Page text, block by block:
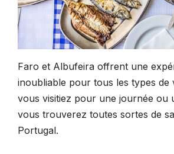
Faro et Albufeira offrent une
inoubliable pour tous les types de
vous visitiez pour une journée ou
vous trouverez toutes sortes de
Portugal.